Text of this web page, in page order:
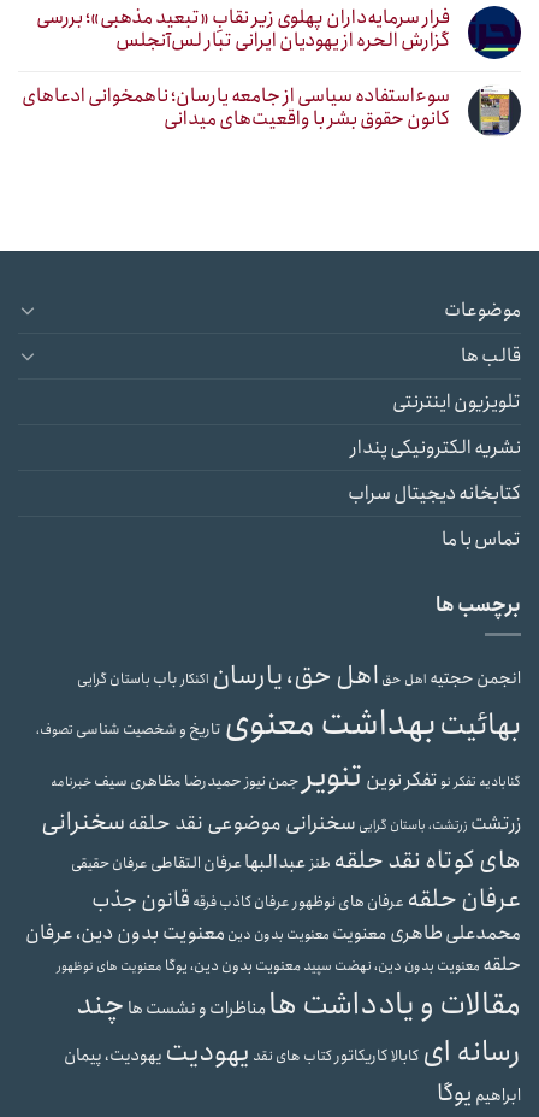
فرار سرمایه‌داران پهلوی زیر نقابِ «تبعید مذهبی»؛ بررسی
گزارش الحره از یهودیان ایرانی تبار لس‌آنجلس
سوءاستفاده سیاسی از جامعه یارسان؛ ناهمخوانی ادعاهای
کانون حقوق بشر با واقعیت‌های میدانی
موضوعات
قالب ها
تلویزیون اینترنتی
نشریه الکترونیکی پندار
کتابخانه دیجیتال سراب
تماس با ما
برچسب ها
انجمن حجتیه اهل حق اهل حق، یارسان اکنکارباب باستان گرایی
بهائیتبهداشت معنوی تاریخ و شخصیت شناسی تصوف،
گنابادیه تفکر نوتفکر نوین تنویر جمن نیوزحمیدرضا مظاهری سیفخبرنامه
زرتشت زرتشت، باستان گرایی سخنرانی موضوعی نقد حلقهسخنرانی
های کوتاه نقد حلقه طنزعبدالبهاعرفان التقاطی عرفان حقیقی
عرفان حلقه عرفان های نوظهورعرفان کاذبفرقه قانون جذب
محمدعلی طاهریمعنویت معنویت بدون دین معنویت بدون دین، عرفان
حلقه معنویت بدون دین، نهضت سپیدمعنویت بدون دین، یوگا معنویت های نوظهور
مقالات و یادداشت هامناظرات و نشست ها چند
رسانه ای کابالاکاریکاتورکتاب های نقد یهودیت یهودیت، پیمان
ابراهیم یوگا